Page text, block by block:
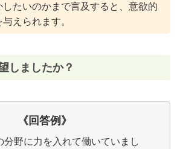
したいのかまで言及すると、意欲的
えられます。
しましたか？
《回答例 》
野に力を入れて働いていまし